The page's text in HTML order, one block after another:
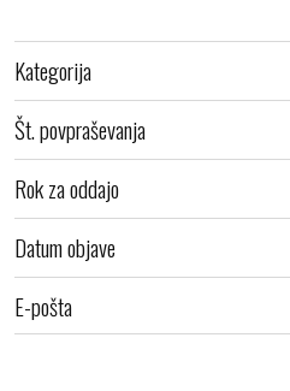
Kategorija
Št. povpraševanja
Rok za oddajo
Datum objave
E-pošta